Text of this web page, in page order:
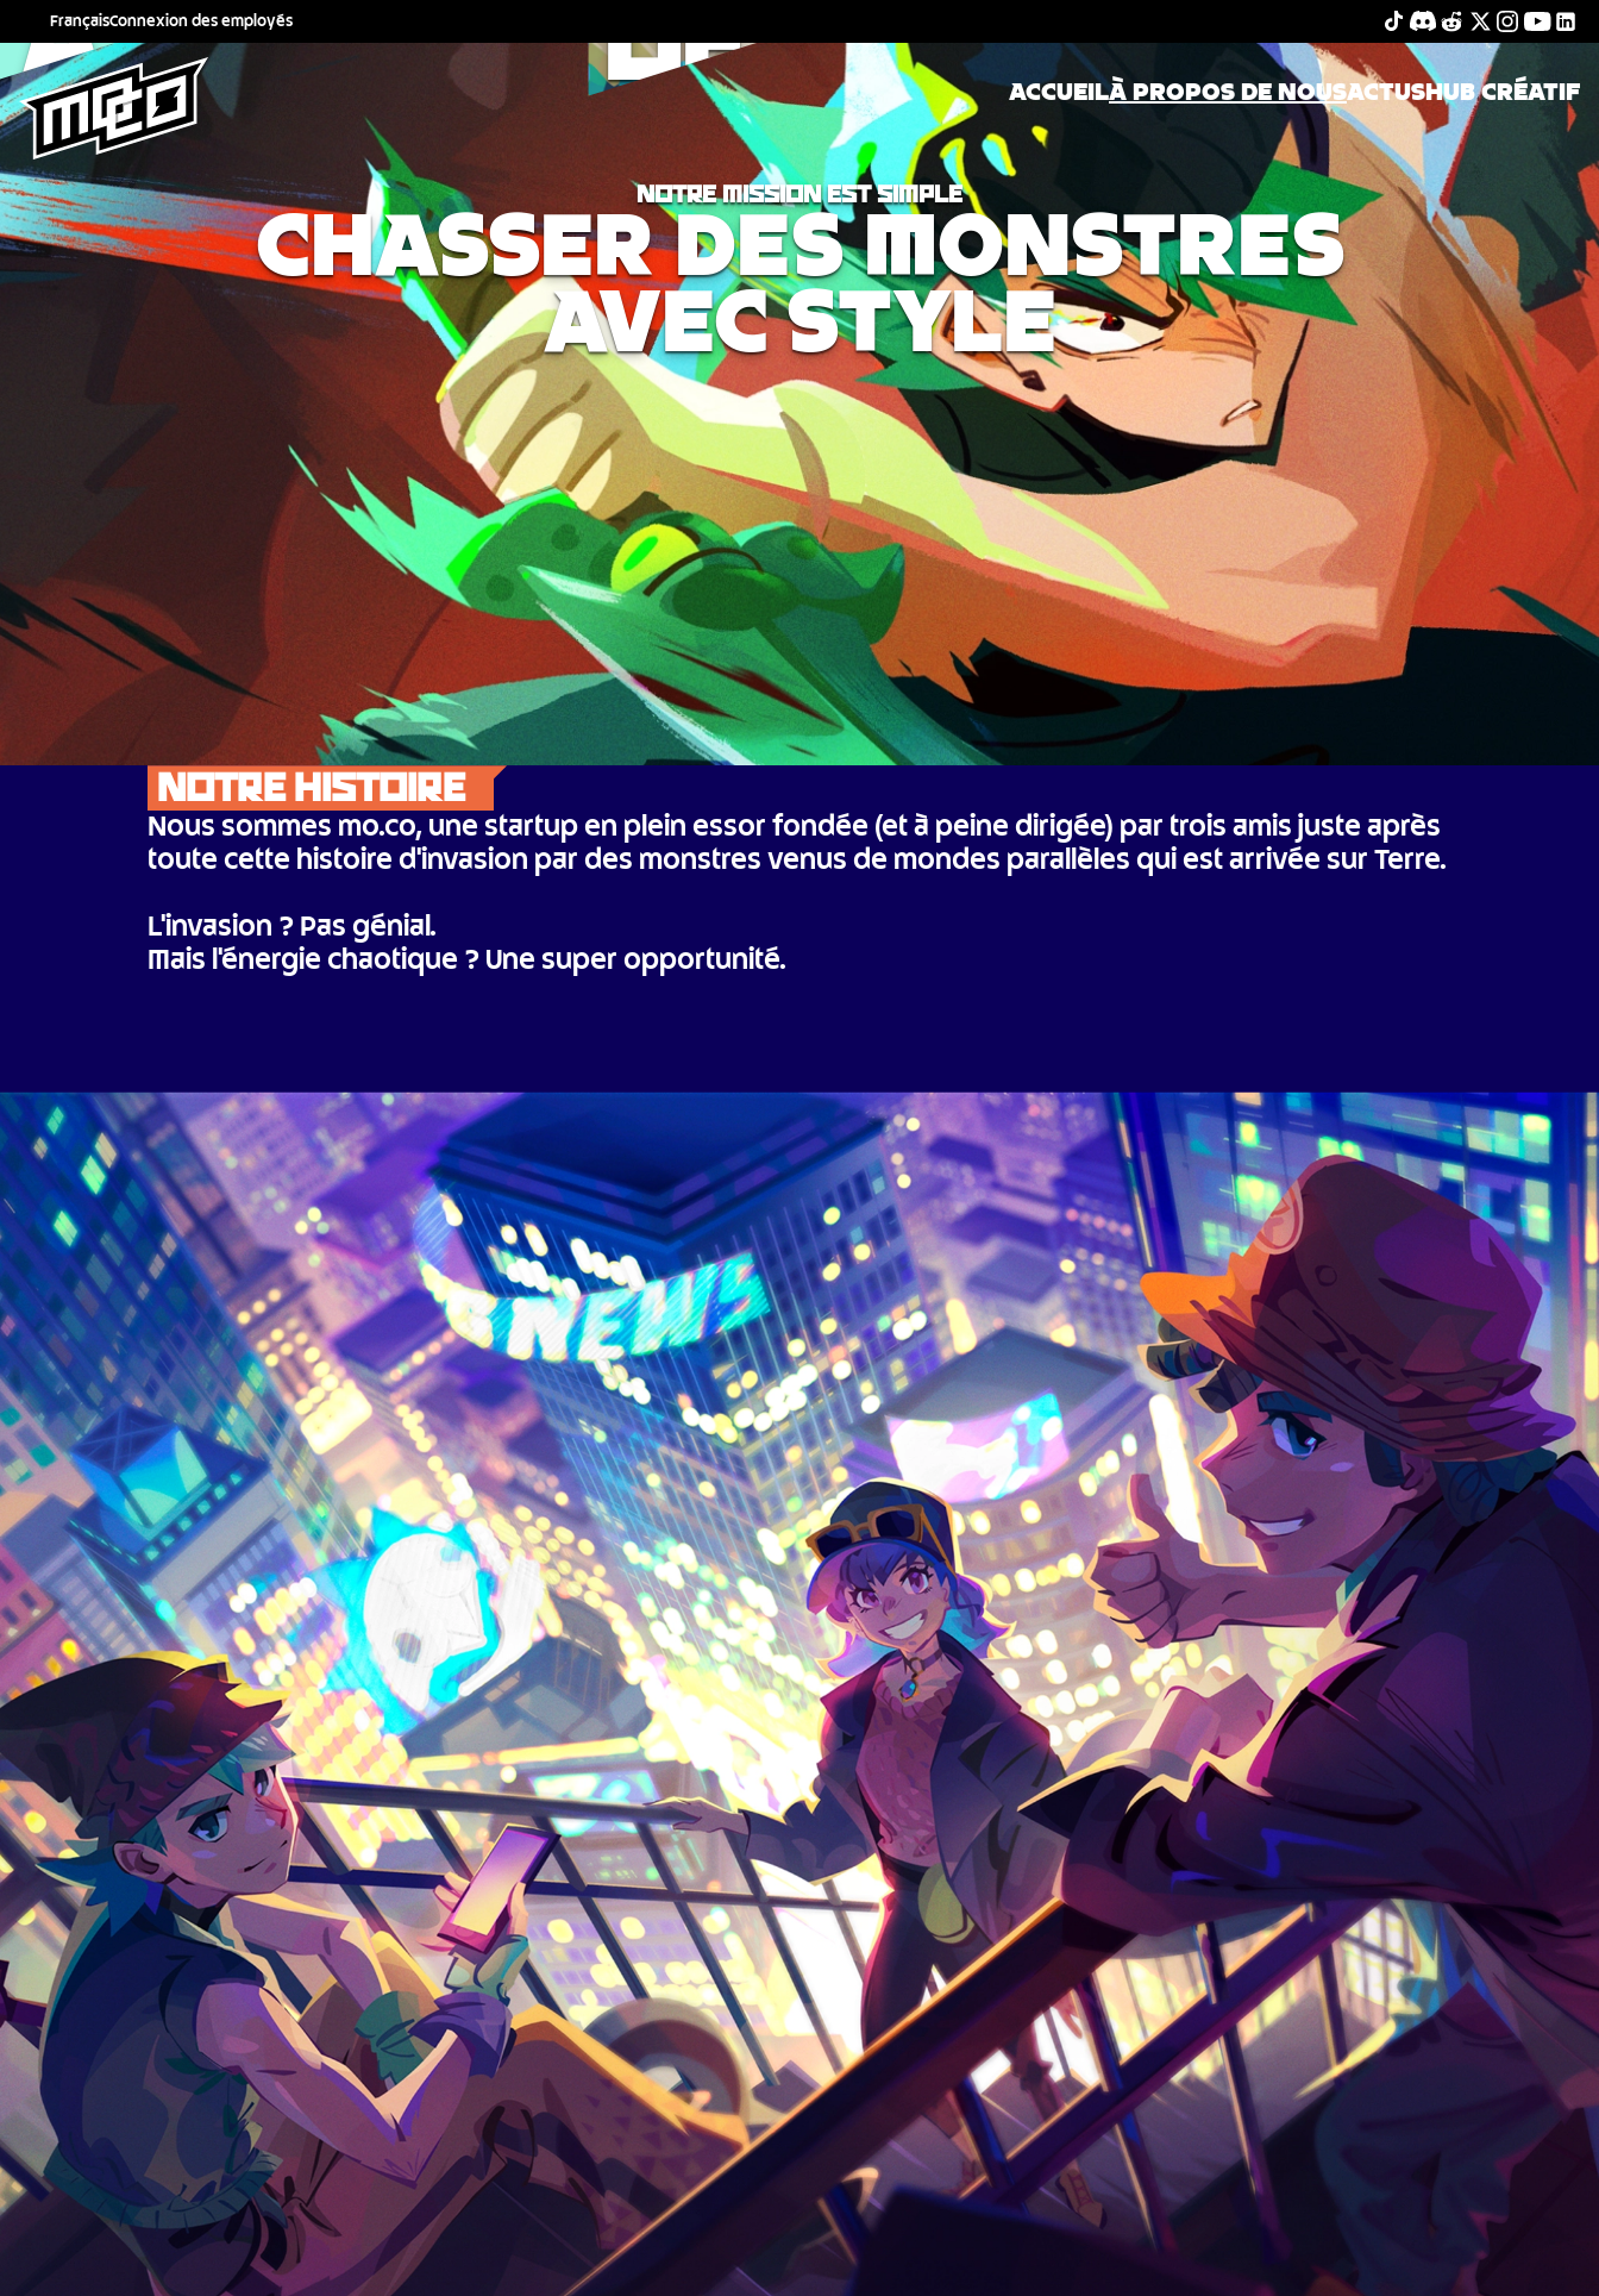
Français
English
Español
Français
Deutsch
Italiano
Polski
Connexion des employés
ACCUEILÀ PROPOS DE NOUSACTUSHUB CRÉATIF
À PROPOS DE
NOUS NOTRE MISSION EST SIMPLE
CHASSER DES MONSTRES
AVEC STYLE
NOTRE HISTOIRE
Nous sommes mo.co, une startup en plein essor fondée (et à peine dirigée) par trois amis juste après
toute cette histoire d'invasion par des monstres venus de mondes parallèles qui est arrivée sur Terre.
L'invasion ? Pas génial.
Mais l'énergie chaotique ? Une super opportunité.